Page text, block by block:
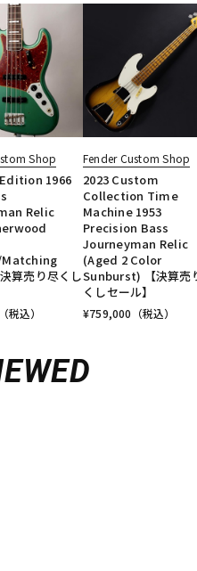
Shop
1966
Relic
算売り尽くし
（税込）
Fender Custom Shop
2023 Custom
Collection Time
Machine 1953
Precision Bass
Journeyman Relic
(Aged 2 Color
Sunburst) 【決算売
くしセール】
¥759,000 （税込）